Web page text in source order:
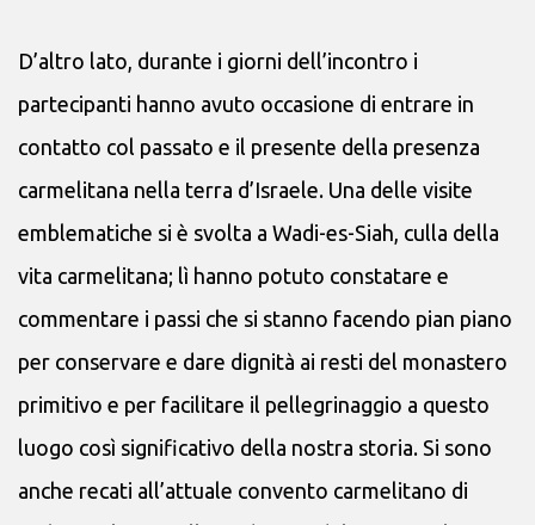
D’altro lato, durante i giorni dell’incontro i
partecipanti hanno avuto occasione di entrare in
contatto col passato e il presente della presenza
carmelitana nella terra d’Israele. Una delle visite
emblematiche si è svolta a Wadi-es-Siah, culla della
vita carmelitana; lì hanno potuto constatare e
commentare i passi che si stanno facendo pian piano
per conservare e dare dignità ai resti del monastero
primitivo e per facilitare il pellegrinaggio a questo
luogo così significativo della nostra storia. Si sono
anche recati all’attuale convento carmelitano di